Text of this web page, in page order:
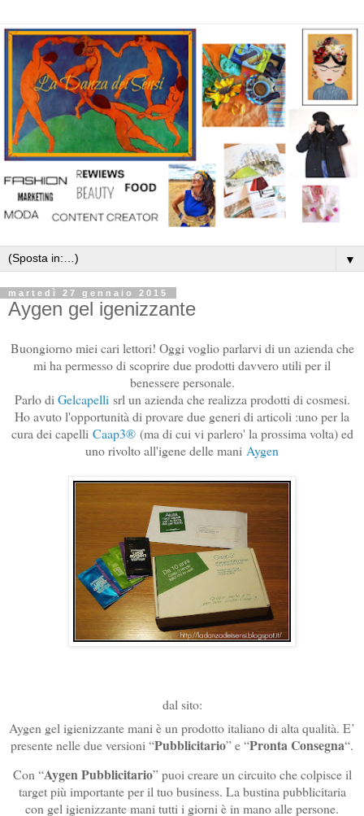
▼
martedì 27 gennaio 2015
Aygen gel igenizzante
Buongiorno miei cari lettori! Oggi voglio parlarvi di un azienda che
mi ha permesso di scoprire due prodotti davvero utili per il
benessere personale.
Parlo di Gelcapelli srl un azienda che realizza prodotti di cosmesi.
Ho avuto l'opportunità di provare due generi di articoli :uno per la
cura dei capelli Caap3®(ma di cui vi parlero' la prossima volta) ed
uno rivolto all'igene delle mani Aygen
dal sito:
Aygen gel igienizzante mani è un prodotto italiano di alta qualità. E’
presente nelle due versioni “Pubblicitario” e “Pronta Consegna“.
Con “Aygen Pubblicitario” puoi creare un circuito che colpisce il
target più importante per il tuo business. La bustina pubblicitaria
con gel igienizzante mani tutti i giorni è in mano alle persone.